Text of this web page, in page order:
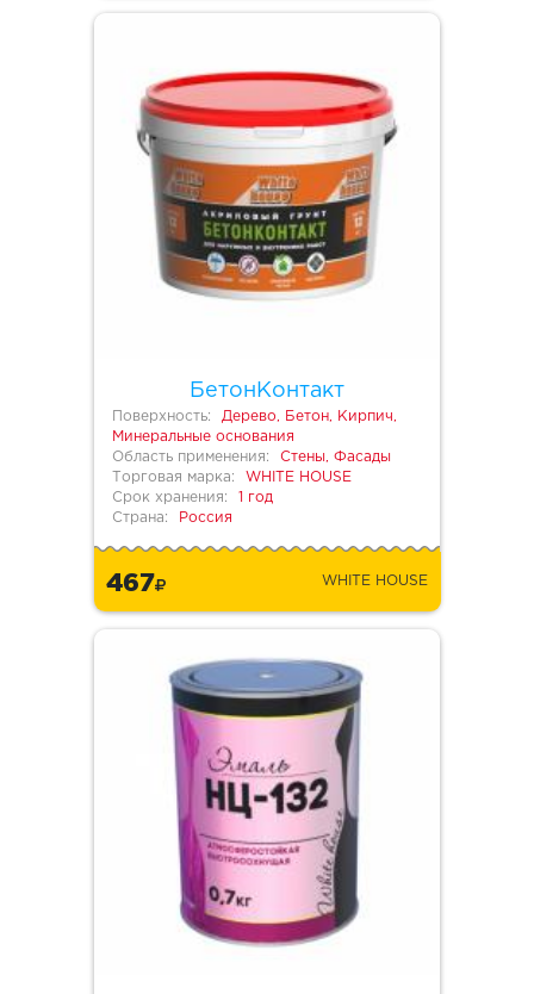
БетонКонтакт
Поверхность:
Дерево, Бетон, Кирпич,
Минеральные основания
Область применения:
Стены, Фасады
Торговая марка:
WHITE HOUSE
Срок хранения:
1 год
Страна:
Россия
467 WHITE HOUSE